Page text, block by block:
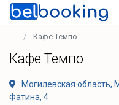
Кафе Темпо
Кафе Темпо
Могилевская область,
Фатина, 4